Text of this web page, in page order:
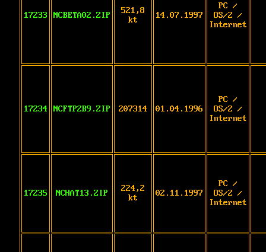
17233 NCBETA02.ZIP
521,8
kt
14.07.1997
PC /
OS/2 /
Internet
17234 NCFTP2B9.ZIP 207314 01.04.1996
PC /
OS/2 /
Internet
17235 NCHAT13.ZIP
224,2
kt
02.11.1997
PC /
OS/2 /
Internet